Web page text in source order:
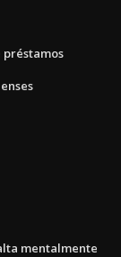
mentalmente